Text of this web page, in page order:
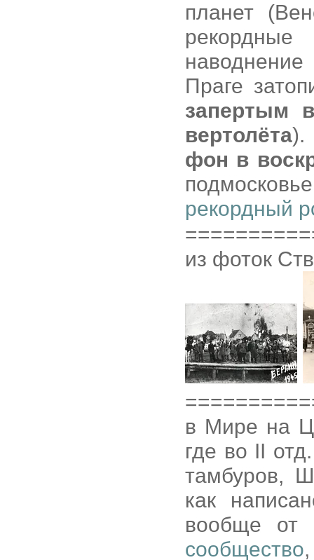
планет
Праге
запертым
вертолёта).
фон в
рекордный
из фоток
в Мире на
где во II
тамбуров,
как
вообще от
сообщество